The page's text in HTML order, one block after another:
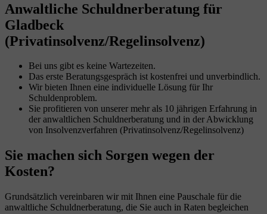
Anwaltliche Schuldnerberatung für
Gladbeck
(Privatinsolvenz/Regelinsolvenz)
Bei uns gibt es keine Wartezeiten.
Das erste Beratungsgespräch ist kostenfrei und unverbindlich.
Wir bieten Ihnen eine individuelle Lösung für Ihr
Schuldenproblem.
Sie profitieren von unserer mehr als 10 jährigen Erfahrung in
der anwaltlichen Schuldnerberatung und in der Abwicklung
von Insolvenzverfahren (Privatinsolvenz/Regelinsolvenz)
Sie machen sich Sorgen wegen der
Kosten?
Grundsätzlich vereinbaren wir mit Ihnen eine Pauschale für die
anwaltliche Schuldnerberatung, die Sie auch in Raten begleichen